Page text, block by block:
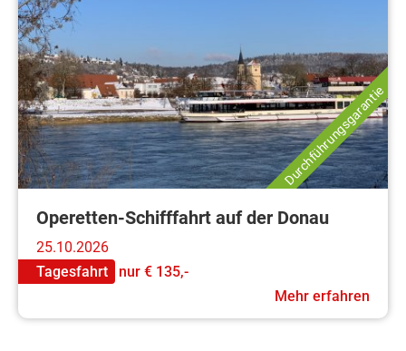
Durchführungsgarantie
Operetten-Schifffahrt auf der Donau
25.10.2026
Tagesfahrt
nur € 135,-
Mehr erfahren